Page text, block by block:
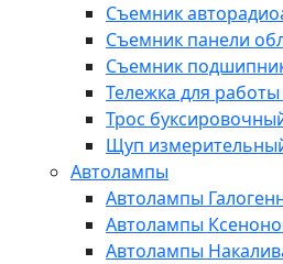
Съемник
Съемник панели
Съемник
Тележка для
Трос
Щуп
Автолампы
Автолампы
Автолампы
Автолампы